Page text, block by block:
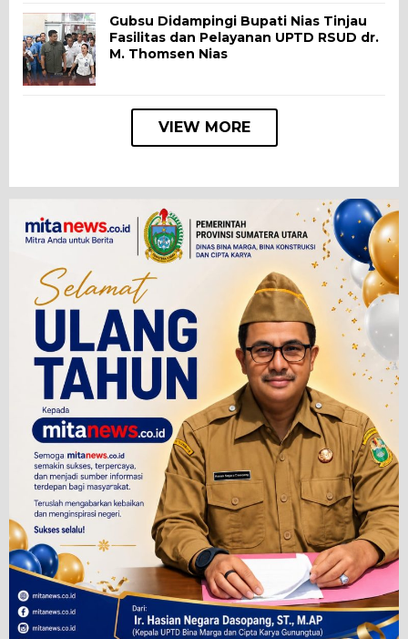
Gubsu Didampingi Bupati Nias Tinjau
Fasilitas dan Pelayanan UPTD RSUD dr.
M. Thomsen Nias
VIEW MORE